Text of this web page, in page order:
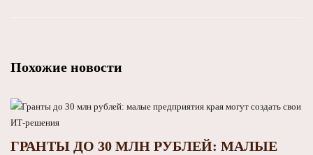
Похожие новости
ГРАНТЫ ДО 30 МЛН РУБЛЕЙ: МАЛЫЕ